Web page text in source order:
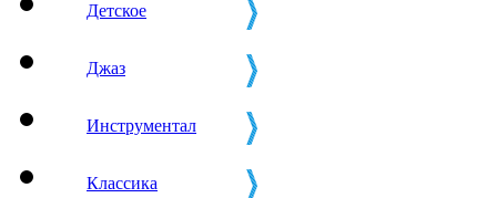
Детское
Джаз
Инструментал
Классика